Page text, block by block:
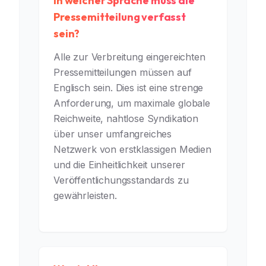
Pressemitteilung verfasst
sein?
Alle zur Verbreitung eingereichten
Pressemitteilungen müssen auf
Englisch sein. Dies ist eine strenge
Anforderung, um maximale globale
Reichweite, nahtlose Syndikation
über unser umfangreiches
Netzwerk von erstklassigen Medien
und die Einheitlichkeit unserer
Veröffentlichungsstandards zu
gewährleisten.